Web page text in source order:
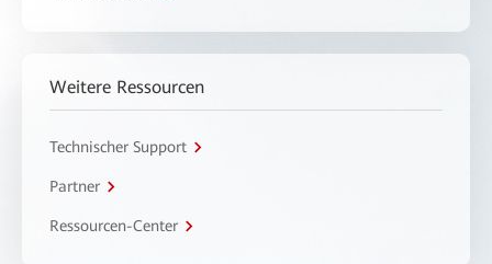
Weitere Ressourcen
Technischer Support
Partner
Ressourcen-Center